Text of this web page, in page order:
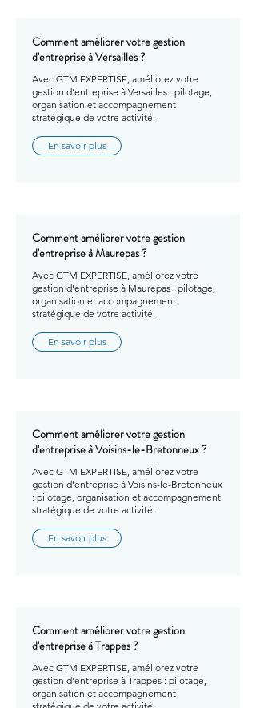
Comment améliorer votre gestion
d'entreprise à Versailles ?
Avec GTM EXPERTISE, améliorez votre
gestion d'entreprise à Versailles : pilotage,
organisation et accompagnement
stratégique de votre activité.
En savoir plus
Comment améliorer votre gestion
d'entreprise à Maurepas ?
Avec GTM EXPERTISE, améliorez votre
gestion d'entreprise à Maurepas : pilotage,
organisation et accompagnement
stratégique de votre activité.
En savoir plus
Comment améliorer votre gestion
d'entreprise à Voisins-le-Bretonneux ?
Avec GTM EXPERTISE, améliorez votre
gestion d'entreprise à Voisins-le-Bretonneux
: pilotage, organisation et accompagnement
stratégique de votre activité.
En savoir plus
Comment améliorer votre gestion
d'entreprise à Trappes ?
Avec GTM EXPERTISE, améliorez votre
gestion d'entreprise à Trappes : pilotage,
organisation et accompagnement